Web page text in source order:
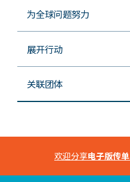
为全球问题努力
展开行动
关联团体
欢迎分享电子版传单